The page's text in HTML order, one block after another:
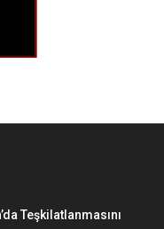
Teşkilatlanmasını